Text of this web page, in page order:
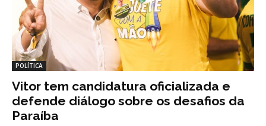
POLÍTICA
Vitor tem candidatura oficializada e
defende diálogo sobre os desafios da
Paraíba